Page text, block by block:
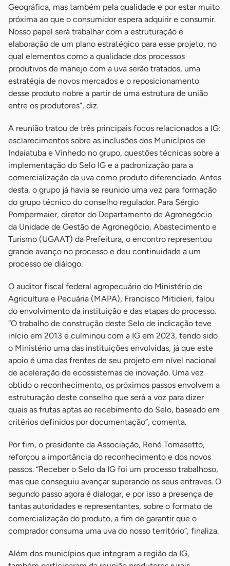
Geográfica, mas também pela qualidade e por estar muito
próxima ao que o consumidor espera adquirir e consumir.
Nosso papel será trabalhar com a estruturação e
elaboração de um plano estratégico para esse projeto, no
qual elementos como a qualidade dos processos
produtivos de manejo com a uva serão tratados, uma
estratégia de novos mercados e o reposicionamento
desse produto nobre a partir de uma estrutura de união
entre os produtores”, diz.
A reunião tratou de três principais focos relacionados a IG:
esclarecimentos sobre as inclusões dos Municípios de
Indaiatuba e Vinhedo no grupo, questões técnicas sobre a
implementação do Selo IG e a padronização para a
comercialização da uva como produto diferenciado. Antes
desta, o grupo já havia se reunido uma vez para formação
do grupo técnico do conselho regulador. Para Sérgio
Pompermaier, diretor do Departamento de Agronegócio
da Unidade de Gestão de Agronegócio, Abastecimento e
Turismo (UGAAT) da Prefeitura, o encontro representou
grande avanço no processo e deu continuidade a um
processo de diálogo.
O auditor fiscal federal agropecuário do Ministério de
Agricultura e Pecuária (MAPA), Francisco Mitidieri, falou
do envolvimento da instituição e das etapas do processo.
“O trabalho de construção deste Selo de indicação teve
início em 2013 e culminou com a IG em 2023, tendo sido
o Ministério uma das instituições envolvidas, já que este
apoio é uma das frentes de seu projeto em nível nacional
de aceleração de ecossistemas de inovação. Uma vez
obtido o reconhecimento, os próximos passos envolvem a
estruturação deste conselho que será a voz para dizer
quais as frutas aptas ao recebimento do Selo, baseado em
critérios definidos por documentação”, comenta.
Por fim, o presidente da Associação, René Tomasetto,
reforçou a importância do reconhecimento e dos novos
passos. “Receber o Selo da IG foi um processo trabalhoso,
mas que conseguiu avançar superando os seus entraves. O
segundo passo agora é dialogar, e por isso a presença de
tantas autoridades e representantes, sobre o formato de
comercialização do produto, a fim de garantir que o
comprador consuma uma uva do nosso território”, finaliza.
Além dos municípios que integram a região da IG,